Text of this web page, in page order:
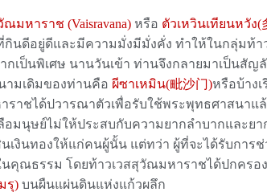
ณมหาราช (Vaisravana)หรือ ตัวเหวินเทียนหวัง(
นดีอยู่ดีและมีความมั่งมีมั่งคั่ง ทำให้ในกลุ่มท้
กเป็นพิเศษ นานวันเข้า ท่านจึงกลายมาเป็นสัญ
ามเดิมของท่านคือ ผีซาเหมิน(毗沙门)หรือบ้าง
ราชได้ปวารณาตัวเพื่อรับใช้พระพุทธศาสนา
อมนุษย์ไม่ให้ประสบกับความยากลำบากและย
เงินทองให้แก่คนผู้นั้น แต่ทว่า ผู้ที่จะได้รับการ
คุณธรรม โดยท้าวเวสสุวัณมหาราชได้ปกครอ
รุ)บนผืนแผ่นดินแห่งแก้วผลึก